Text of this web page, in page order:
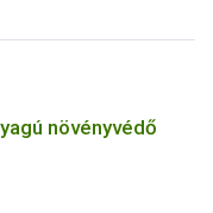
növényvédő